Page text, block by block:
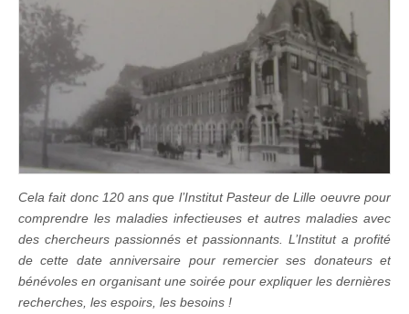
Cela fait donc 120 ans que l’Institut Pasteur de Lille oeuvre pour
comprendre les maladies infectieuses et autres maladies avec
des chercheurs passionnés et passionnants. L’Institut a profité
de cette date anniversaire pour remercier ses donateurs et
bénévoles en organisant une soirée pour expliquer les dernières
recherches, les espoirs, les besoins !